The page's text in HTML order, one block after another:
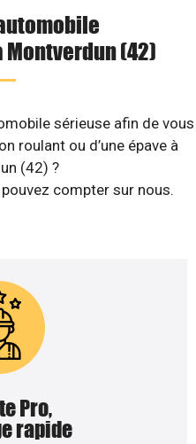
Montverdun (42)
sérieuse afin de vous
roulant ou d’une épave à
(42) ?
compter sur nous.
Pro,
rapide